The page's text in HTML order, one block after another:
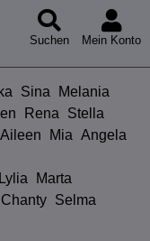
Suchen Mein Konto
Sina
Melania
Rena
Stella
Aileen Mia Angela
Lylia
Marta
Chanty Selma